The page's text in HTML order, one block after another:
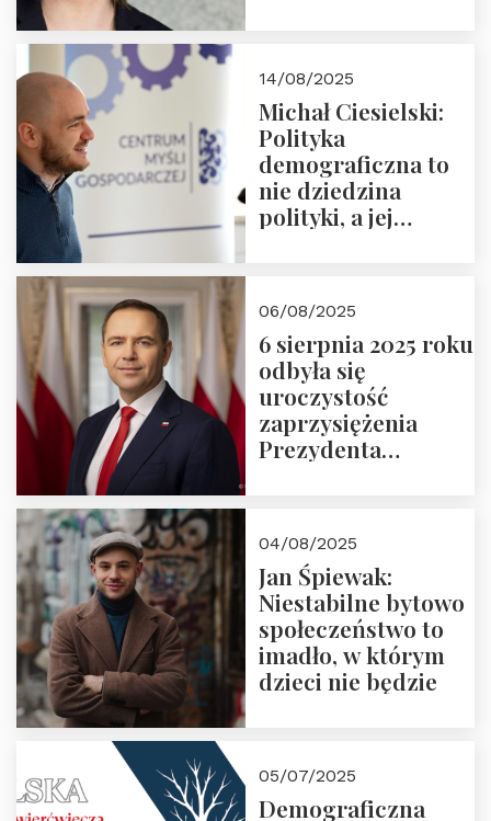
14/08/2025
Michał Ciesielski:
Polityka
demograficzna to
nie dziedzina
polityki, a jej
06/08/2025
6 sierpnia 2025 roku
odbyła się
uroczystość
zaprzysiężenia
Prezydenta
Nawrockiego
04/08/2025
Jan Śpiewak:
Niestabilne bytowo
społeczeństwo to
imadło, w którym
dzieci nie będzie
05/07/2025
Demograficzna